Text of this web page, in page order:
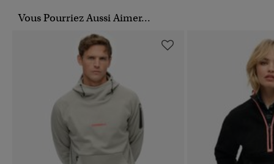
Vous Pourriez Aussi Aimer...